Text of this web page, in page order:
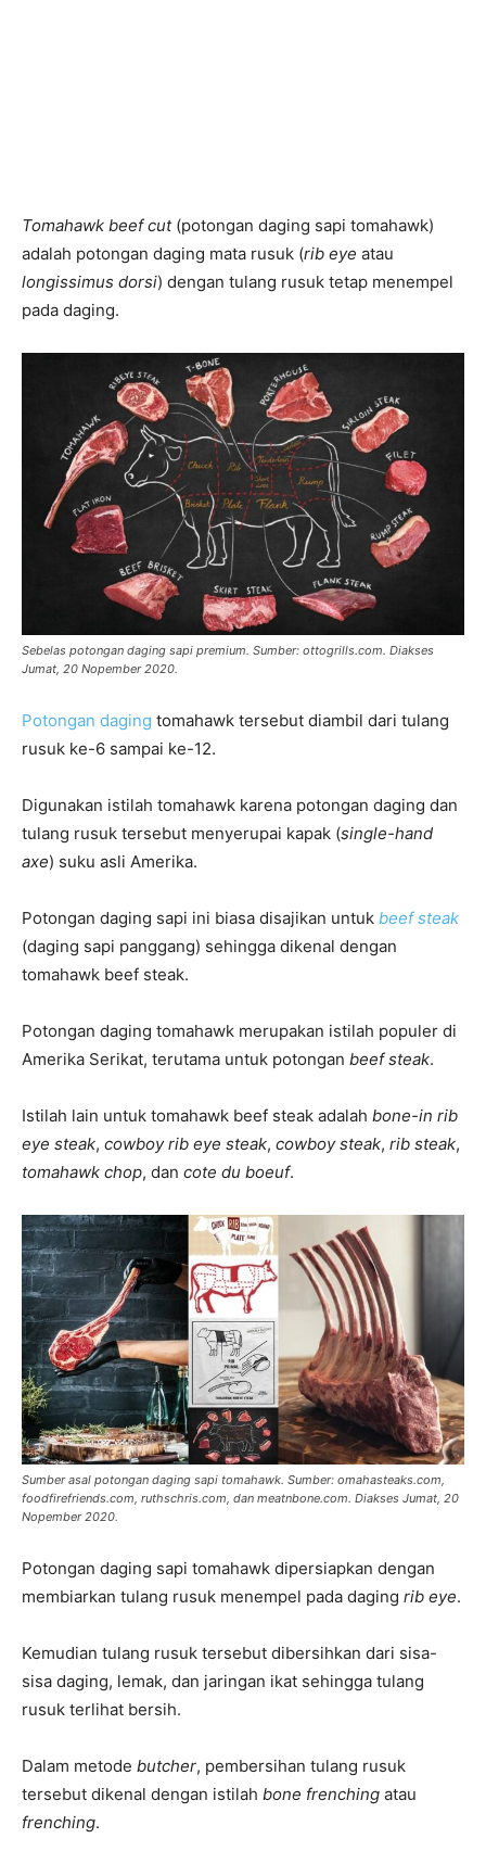
Tomahawk beef cut(potongan daging sapi tomahawk)
adalah potongan daging mata rusuk (rib eye atau
longissimus dorsi) dengan tulang rusuk tetap menempel
pada daging.
Sebelas potongan daging sapi premium. Sumber: ottogrills.com. Diakses
Jumat, 20 Nopember 2020.
Potongan daging tomahawk tersebut diambil dari tulang
rusuk ke-6 sampai ke-12.
Digunakan istilah tomahawk karena potongan daging dan
tulang rusuk tersebut menyerupai kapak (single-hand
axe) suku asli Amerika.
Potongan daging sapi ini biasa disajikan untuk beef steak
(daging sapi panggang) sehingga dikenal dengan
tomahawk beef steak.
Potongan daging tomahawk merupakan istilah populer di
Amerika Serikat, terutama untuk potongan beef steak.
Istilah lain untuk tomahawk beef steak adalah bone-in rib
eye steak, cowboy rib eye steak, cowboy steak, rib steak,
tomahawk chop, dan cote du boeuf.
Sumber asal potongan daging sapi tomahawk. Sumber: omahasteaks.com,
foodfirefriends.com, ruthschris.com, dan meatnbone.com. Diakses Jumat, 20
Nopember 2020.
Potongan daging sapi tomahawk dipersiapkan dengan
membiarkan tulang rusuk menempel pada daging rib eye.
Kemudian tulang rusuk tersebut dibersihkan dari sisa-
sisa daging, lemak, dan jaringan ikat sehingga tulang
rusuk terlihat bersih.
Dalam metode butcher, pembersihan tulang rusuk
tersebut dikenal dengan istilah bone frenching atau
frenching.